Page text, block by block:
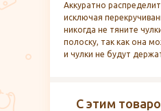
Аккуратно
исключая
никогда не тяните
полоску, так как она
и чулки не будут
С этим